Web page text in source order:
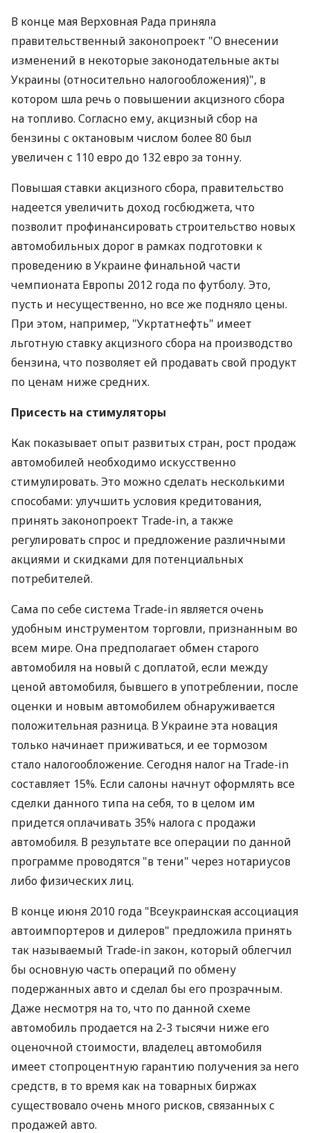
В конце мая Верховная Рада приняла
правительственный законопроект "О внесении
изменений в некоторые законодательные акты
Украины (относительно налогообложения)", в
котором шла речь о повышении акцизного сбора
на топливо. Согласно ему, акцизный сбор на
бензины с октановым числом более 80 был
увеличен с 110 евро до 132 евро за тонну.
Повышая ставки акцизного сбора, правительство
надеется увеличить доход госбюджета, что
позволит профинансировать строительство новых
автомобильных дорог в рамках подготовки к
проведению в Украине финальной части
чемпионата Европы 2012 года по футболу. Это,
пусть и несущественно, но все же подняло цены.
При этом, например, "Укртатнефть" имеет
льготную ставку акцизного сбора на производство
бензина, что позволяет ей продавать свой продукт
по ценам ниже средних.
Присесть на стимуляторы
Как показывает опыт развитых стран, рост продаж
автомобилей необходимо искусственно
стимулировать. Это можно сделать несколькими
способами: улучшить условия кредитования,
принять законопроект Trade-in, а также
регулировать спрос и предложение различными
акциями и скидками для потенциальных
потребителей.
Сама по себе система Trade-in является очень
удобным инструментом торговли, признанным во
всем мире. Она предполагает обмен старого
автомобиля на новый с доплатой, если между
ценой автомобиля, бывшего в употреблении, после
оценки и новым автомобилем обнаруживается
положительная разница. В Украине эта новация
только начинает приживаться, и ее тормозом
стало налогообложение. Сегодня налог на Trade-in
составляет 15%. Если салоны начнут оформлять все
сделки данного типа на себя, то в целом им
придется оплачивать 35% налога с продажи
автомобиля. В результате все операции по данной
программе проводятся "в тени" через нотариусов
либо физических лиц.
В конце июня 2010 года "Всеукраинская ассоциация
автоимпортеров и дилеров" предложила принять
так называемый Trade-in закон, который облегчил
бы основную часть операций по обмену
подержанных авто и сделал бы его прозрачным.
Даже несмотря на то, что по данной схеме
автомобиль продается на 2-3 тысячи ниже его
оценочной стоимости, владелец автомобиля
имеет стопроцентную гарантию получения за него
средств, в то время как на товарных биржах
существовало очень много рисков, связанных с
продажей авто.